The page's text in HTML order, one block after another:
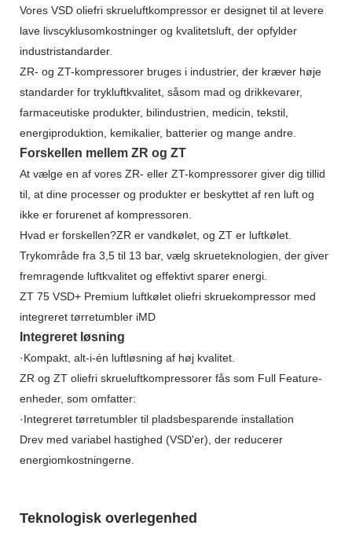
Vores VSD oliefri skrueluftkompressor er designet til at levere
lave livscyklusomkostninger og kvalitetsluft, der opfylder
industristandarder.
ZR- og ZT-kompressorer bruges i industrier, der kræver høje
standarder for trykluftkvalitet, såsom mad og drikkevarer,
farmaceutiske produkter, bilindustrien, medicin, tekstil,
energiproduktion, kemikalier, batterier og mange andre.
Forskellen mellem ZR og ZT
At vælge en af ​​vores ZR- eller ZT-kompressorer giver dig tillid
til, at dine processer og produkter er beskyttet af ren luft og
ikke er forurenet af kompressoren.
Hvad er forskellen?ZR er vandkølet, og ZT er luftkølet.
Trykområde fra 3,5 til 13 bar, vælg skrueteknologien, der giver
fremragende luftkvalitet og effektivt sparer energi.
ZT 75 VSD+ Premium luftkølet oliefri skruekompressor med
integreret tørretumbler iMD
Integreret løsning
·Kompakt, alt-i-én luftløsning af høj kvalitet.
ZR og ZT oliefri skrueluftkompressorer fås som Full Feature-
enheder, som omfatter:
·Integreret tørretumbler til pladsbesparende installation
Drev med variabel hastighed (VSD'er), der reducerer
energiomkostningerne.
Teknologisk overlegenhed